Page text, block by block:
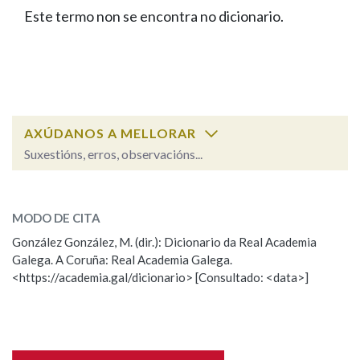
FIGURAS HOMENAXEADAS
PORTAL DAS PALABRAS
Facebook
TwitterYoutubeInstagram
Bluesky
BUSCAR NOS LEMAS
Remata por
BUSCAR NO CONTIDO
Nas definicións
Este termo non se encontra no dicionario.
AXÚDANOS A MELLORAR
Suxestións, erros, observacións...
Observación
Nome
MODO DE CITA
González González, M. (dir.): Dicionario da Real Academia
Galega. A Coruña: Real Academia Galega.
<https://academia.gal/dicionario> [Consultado: <data>]